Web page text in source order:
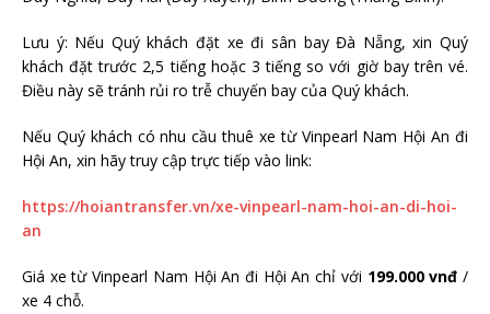
Lưu ý: Nếu Quý khách đặt xe đi sân bay Đà Nẵng, xin Quý
khách đặt trước 2,5 tiếng hoặc 3 tiếng so với giờ bay trên vé.
Điều này sẽ tránh rủi ro trễ chuyến bay của Quý khách.
Nếu Quý khách có nhu cầu thuê xe từ Vinpearl Nam Hội An đi
Hội An, xin hãy truy cập trực tiếp vào link:
https://hoiantransfer.vn/xe-vinpearl-nam-hoi-an-di-hoi-
an
Giá xe từ Vinpearl Nam Hội An đi Hội An chỉ với 199.000 vnđ /
xe 4 chỗ.